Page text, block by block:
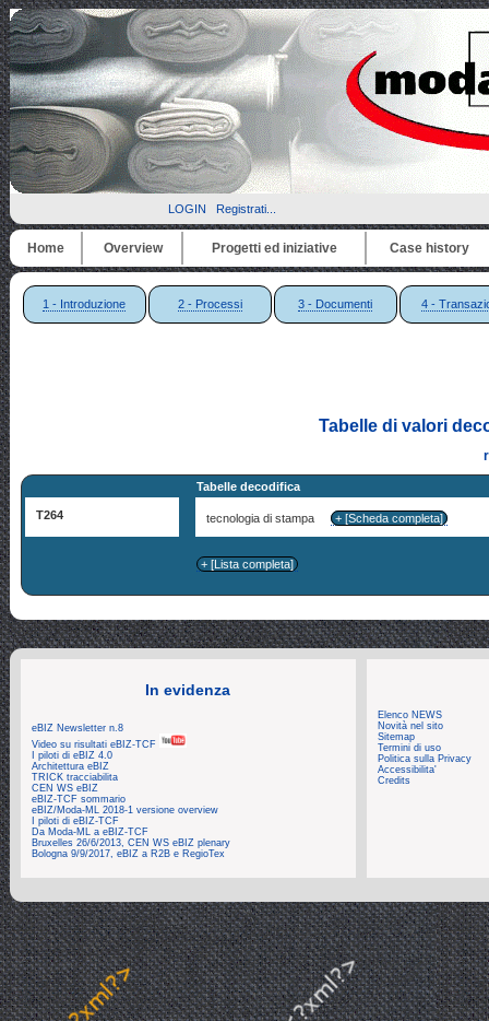
LOGIN Registrati...
Home Overview Progetti ed iniziative Case history
1 - Introduzione 2 - Processi 3 - Documenti 4 -
Tabelle di valori
Tabelle decodifica
T264 tecnologia di stampa + [Scheda completa]
+ [Lista completa]
In evidenza
eBIZ Newsletter n.8
Video su risultati eBIZ-TCF
I piloti di eBIZ 4.0
Architettura eBIZ
TRICK tracciabilita
CEN WS eBIZ
eBIZ-TCF sommario
eBIZ/Moda-ML 2018-1 versione overview
I piloti di eBIZ-TCF
Da Moda-ML a eBIZ-TCF
Bruxelles 26/6/2013, CEN WS eBIZ plenary
Bologna 9/9/2017, eBIZ a R2B e RegioTex
Elenco NEWS
Novità nel sito
Sitemap
Termini di uso
Politica sulla Privacy
Accessibilita'
Credits